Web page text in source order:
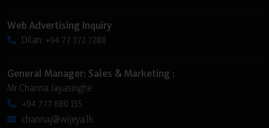
Web Advertising Inquiry
Dilan: +94 77 372 7288
General Manager: Sales & Marketing :
Mr Channa Jayasinghe
+94 777 880 155
channaj@wijeya.lk